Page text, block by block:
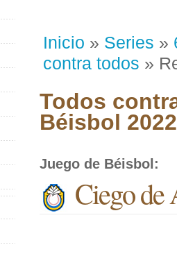
Inicio » Series »
contra todos »
Todos
Béisbol 2022
Juego de Béisbol :
Ciego de